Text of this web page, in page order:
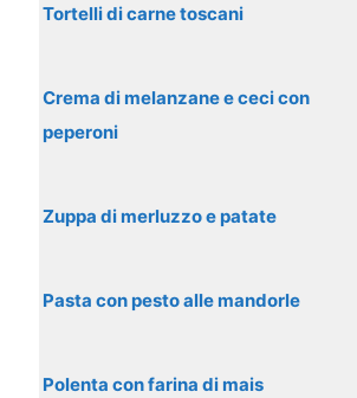
Tortelli di carne toscani
Crema di melanzane e ceci con
peperoni
Zuppa di merluzzo e patate
Pasta con pesto alle mandorle
Polenta con farina di mais